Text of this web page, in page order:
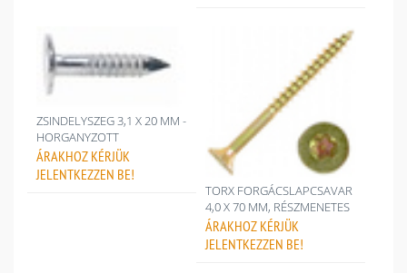
ZSINDELYSZEG 3,1 X 20 MM -
HORGANYZOTT
ÁRAKHOZ KÉRJÜK
JELENTKEZZEN BE!
TORX FORGÁCSLAPCSAVAR
4,0 X 70 MM, RÉSZMENETES
ÁRAKHOZ KÉRJÜK
JELENTKEZZEN BE!